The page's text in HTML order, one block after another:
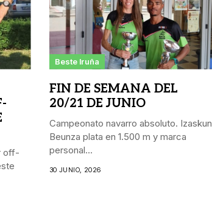
off-
Beste Iruña
FIN DE SEMANA DEL
20/21 DE JUNIO
Campeonato navarro absoluto. Izaskun
Beunza plata en 1.500 m y marca
personal...
30 JUNIO, 2026